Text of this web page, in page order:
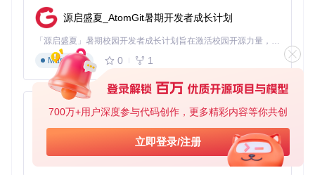
700万+用户深度参与代码创作，更多精彩内容等你共创
立即登录/注册
模型性能参数对比表
模型
处理速
p)
缘
型
存
Hivision M
0.8秒/张
9
85
450
普通PC
otographic
2.3秒/张
MB
C/服务器
1.5秒/张
9
110
MB
680
MB
中等配置
PC
源启盛夏_AtomGit暑期开发者成长计划
「源启盛夏」暑期校园开发者成长计划旨在激活校园开源力量，通过积分激励、认证扶持、资源倾斜等形式，引导高校组织和开发者完成「入驻 — 建项目 — 做贡献 — 获认证 — 得资源」的完整闭环。无论你是想带领社团入驻平台的组织者，还是希望用代码贡献证明自己的开发者，都能在这里找到属于你的成长路径。
Markdown
0 1
py-xiaozhi
基于Python的Xiaozhi AI，适用于想要完整Xiaozhi体验而无需拥有专用硬件的用户。
Python
0 1